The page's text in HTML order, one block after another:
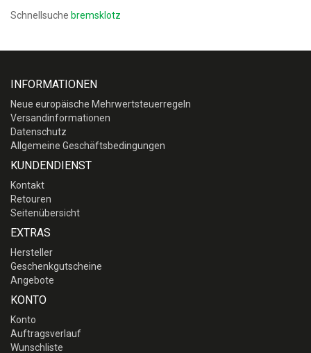
Schnellsuche bremsklotz
INFORMATIONEN
Neue europäische Mehrwertsteuerregeln
Versandinformationen
Datenschutz
Allgemeine Geschäftsbedingungen
KUNDENDIENST
Kontakt
Retouren
Seitenübersicht
EXTRAS
Hersteller
Geschenkgutscheine
Angebote
KONTO
Konto
Auftragsverlauf
Wunschliste